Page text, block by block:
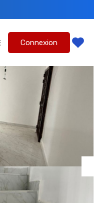
Connexion